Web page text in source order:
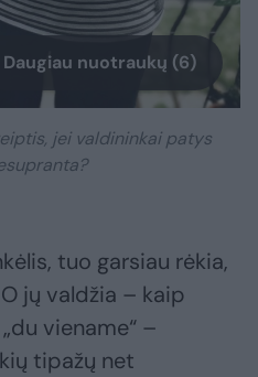
Daugiau nuotraukų (6)
jei valdininkai patys
tuo garsiau rėkia,
jų valdžia – kaip
viename“ –
tipažų net